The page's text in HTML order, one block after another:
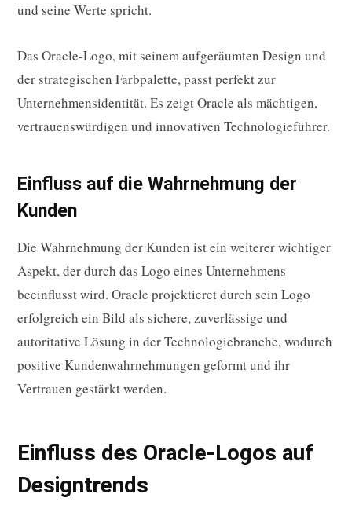
und seine Werte spricht.
Das Oracle-Logo, mit seinem aufgeräumten Design und
der strategischen Farbpalette, passt perfekt zur
Unternehmensidentität. Es zeigt Oracle als mächtigen,
vertrauenswürdigen und innovativen Technologieführer.
Einfluss auf die Wahrnehmung der
Kunden
Die Wahrnehmung der Kunden ist ein weiterer wichtiger
Aspekt, der durch das Logo eines Unternehmens
beeinflusst wird. Oracle projektieret durch sein Logo
erfolgreich ein Bild als sichere, zuverlässige und
autoritative Lösung in der Technologiebranche, wodurch
positive Kundenwahrnehmungen geformt und ihr
Vertrauen gestärkt werden.
Einfluss des Oracle-Logos auf
Designtrends